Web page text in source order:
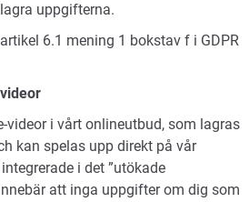
uppgifterna.
6.1 mening 1 bokstav f i GDPR
videor i vårt onlineutbud, som lagras
kan spelas upp direkt på vår
i det ”utökade
att inga uppgifter om dig som